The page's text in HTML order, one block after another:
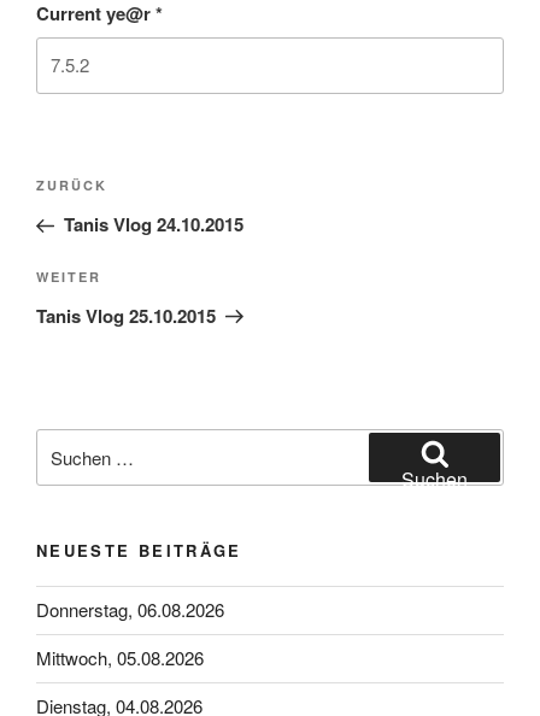
Current ye@r*
Beitragsnavigation
Vorheriger
Beitrag
ZURÜCK
Tanis Vlog 24.10.2015
Nächster
Beitrag
WEITER
Tanis Vlog 25.10.2015
nach:
Suchen
NEUESTE BEITRÄGE
Donnerstag, 06.08.2026
Mittwoch, 05.08.2026
Dienstag, 04.08.2026